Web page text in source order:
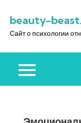
содержимому
beauty-
Сайт о психологии